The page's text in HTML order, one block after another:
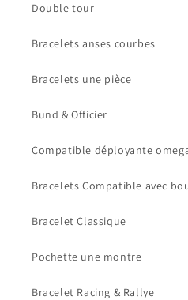
Double tour
Bracelets anses courbes
Bracelets une pièce
Bund & Officier
Compatible déployante
Bracelets Compatible avec
Bracelet Classique
Pochette une montre
Bracelet Racing & Rallye